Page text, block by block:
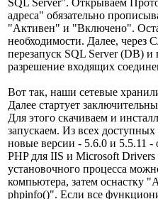
адреса" обязательно
"Активен" и "Включено".
необходимости. Далее, через
перезапуск SQL Server (DB)
разрешение входящих
Вот так, наши сетевые
Далее стартует
Для этого скачиваем и
запускаем. Из всех
новые версии - 5.6.0 и 5.5.11
PHP для IIS и Microsoft
установочного процесса
компьютера, затем оснастку
phpinfo()". Если все